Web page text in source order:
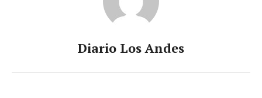
Diario Los Andes